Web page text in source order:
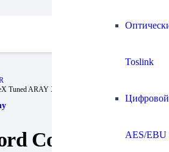
Toslink
Цифровой
AES/EBU
Tuned ARAY XLR / балансный
Company